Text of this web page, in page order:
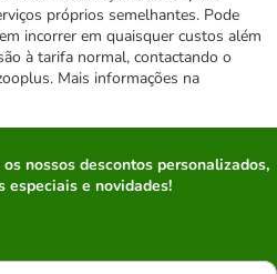
próprios semelhantes. Pode
incorrer em quaisquer custos além
à tarifa normal, contactando o
Mais informações na
os nossos descontos personalizados,
especiais e novidades!